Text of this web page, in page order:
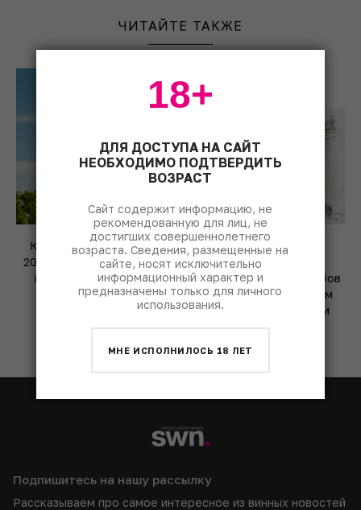
ЧИТАЙТЕ ТАКЖЕ
Как аномальное пекло
2026 года переписывает
правила виноделия в
Бордо
Храм музыки над
чертогами Диониса:
история винных погребов
Романовых под Малым
залом консерватории
Подпишитесь на нашу рассылку
Рассказываем про самое интересное из винных новостей
ДЛЯ ДОСТУПА НА САЙТ
НЕОБХОДИМО ПОДТВЕРДИТЬ
ВОЗРАСТ
Сайт содержит информацию, не
рекомендованную для лиц, не
достигших совершеннолетнего
возраста. Сведения, размещенные на
сайте, носят исключительно
информационный характер и
предназначены только для личного
использования.
МНЕ ИСПОЛНИЛОСЬ 18 ЛЕТ
18+